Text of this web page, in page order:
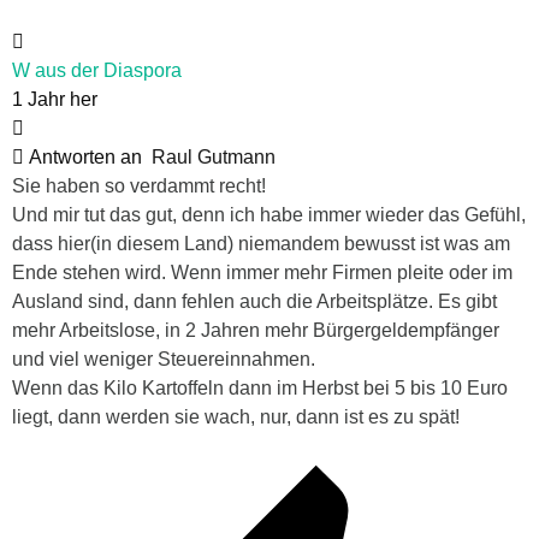
W aus der Diaspora
1 Jahr her
Antworten an
Raul Gutmann
Sie haben so verdammt recht!
Und mir tut das gut, denn ich habe immer wieder das Gefühl,
dass hier(in diesem Land) niemandem bewusst ist was am
Ende stehen wird. Wenn immer mehr Firmen pleite oder im
Ausland sind, dann fehlen auch die Arbeitsplätze. Es gibt
mehr Arbeitslose, in 2 Jahren mehr Bürgergeldempfänger
und viel weniger Steuereinnahmen.
Wenn das Kilo Kartoffeln dann im Herbst bei 5 bis 10 Euro
liegt, dann werden sie wach, nur, dann ist es zu spät!